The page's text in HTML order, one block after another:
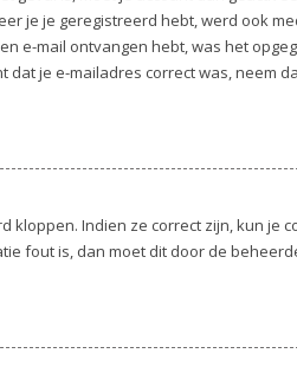
je je geregistreerd hebt, werd ook
e-mail ontvangen hebt, was het
je e-mailadres correct was, neem
kloppen. Indien ze correct zijn, kun je
fout is, dan moet dit door de